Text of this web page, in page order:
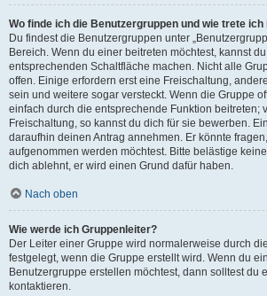
Wo finde ich die Benutzergruppen und wie trete ich
Du findest die Benutzergruppen unter
Bereich. Wenn du einer beitreten möchtest, kannst
entsprechenden Schaltfläche machen. Nicht alle
offen. Einige erfordern erst eine Freischaltung,
sein und weitere sogar versteckt. Wenn die Gruppe
einfach durch die entsprechende Funktion beitreten;
Freischaltung, so kannst du dich für sie bewerben.
daraufhin deinen Antrag annehmen. Er könnte
aufgenommen werden möchtest. Bitte belästige
dich ablehnt, er wird einen Grund dafür haben.
Nach oben
Wie werde ich Gruppenleiter?
Der Leiter einer Gruppe wird normalerweise durch
festgelegt, wenn die Gruppe erstellt wird. Wenn du
Benutzergruppe erstellen möchtest, dann solltest du
kontaktieren.